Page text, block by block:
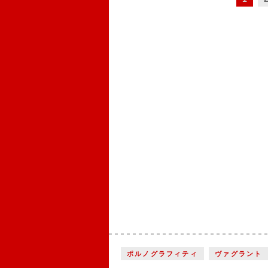
ポルノグラフィティ ヴァグラント